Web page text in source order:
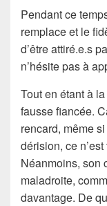
Pendant ce
remplace et le
d’être attiré.e.s
n’hésite pas à
Tout en étant à
fausse fiancée.
rencard, même
dérision, ce
Néanmoins, son
maladroite,
davantage. De